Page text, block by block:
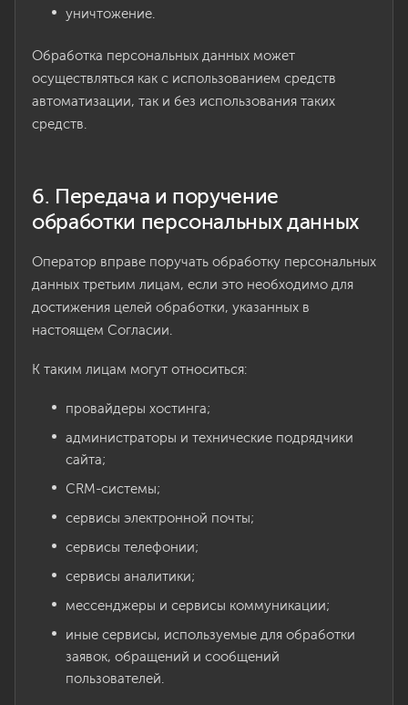
уничтожение.
Обработка персональных данных может
осуществляться как с использованием средств
автоматизации, так и без использования таких
средств.
6. Передача и поручение
обработки персональных данных
Оператор вправе поручать обработку персональных
данных третьим лицам, если это необходимо для
достижения целей обработки, указанных в
настоящем Согласии.
К таким лицам могут относиться:
провайдеры хостинга;
администраторы и технические подрядчики
сайта;
CRM-системы;
сервисы электронной почты;
сервисы телефонии;
сервисы аналитики;
мессенджеры и сервисы коммуникации;
иные сервисы, используемые для обработки
заявок, обращений и сообщений
пользователей.